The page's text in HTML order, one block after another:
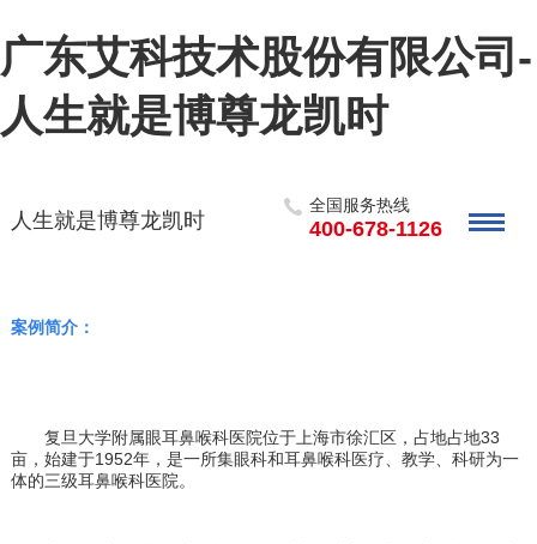
广东艾科技术股份有限公司-
人生就是博尊龙凯时
人生就是博尊龙凯时
全国服务热线
400-678-1126
案例简介：
复旦大学附属眼耳鼻喉科医院位于上海市徐汇区， 占地占地33
亩，始建于1952年，是一所集眼科和耳鼻喉科医疗、教学、科研为一
体的三级耳鼻喉科医院。